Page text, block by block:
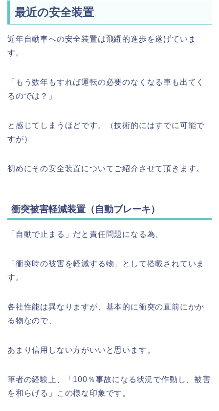
最近の安全装置
近年自動車への安全装置は飛躍的進歩を遂げていま
す。
「もう数年もすれば運転の必要のなくなる車も出てく
るのでは？」
と感じてしまうほどです。（技術的にはすでに可能で
すが）
初めにその安全装置についてご紹介させて頂きます。
衝突被害軽減装置（自動ブレーキ）
「自動で止まる」だと責任問題になる為、
「衝突時の被害を軽減する物」として搭載されていま
す。
各社性能は異なりますが、基本的に衝突の直前にかか
る物なので、
あまり信用しない方がいいと思います。
筆者の経験上、「100％事故になる状況で作動し、被害
を和らげる」この様な印象です。